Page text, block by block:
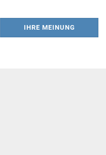
IHRE MEINUNG